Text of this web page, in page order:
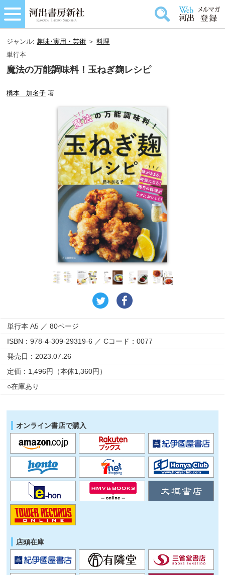
ジャンル: 趣味･実用・芸術 ＞料理
単行本
魔法の万能調味料！玉ねぎ麹レシピ
橋本 加名子 著
単行本 A5 ／ 80ページ
ISBN：978-4-309-29319-6 ／ Cコード：0077
発売日：2023.07.26
定価：1,496円（本体1,360円）
○在庫あり
オンライン書店で購入
店頭在庫